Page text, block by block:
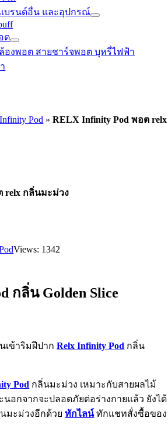
บรนด์อื่น และอุปกรณ์
ต
องพอต สายชาร์จพอต บุหรี่ไฟฟ้า
Pod »RELX Infinity Pod พอต relx
relx กลิ่นมะม่วง
Views: 1342
กลิ่น Golden Slice
เข้าริมฝีปากRelx Infinity Pod กลิ่น
Pod กลิ่นมะม่วง เหมาะกับสายผลไม้
อกจากจะปลอดภัยต่อร่างกายแล้ว ยังได้
มะม่วงอีกด้วยทักไลน์ทักแชทสั่งซื้อของ